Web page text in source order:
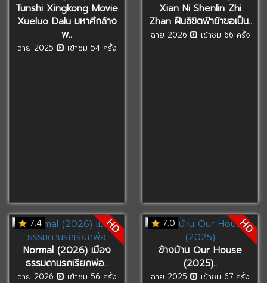
Tunshi Xingkong Movie
Xueluo Dalu มหาศึกล้าง
พ..
ฉาย 2025 เข้าชม 54 ครั้ง
Xian Ni Shenlin Zhi
Zhan ฝืนลิขิตฟ้าข้าขอเป็น..
ฉาย 2026 เข้าชม 66 ครั้ง
7.4 HD
Normal (2026) เมือง
ธรรมดานรกเรียกพ่อ..
ฉาย 2026 เข้าชม 56 ครั้ง
7.0 HD
ข้างบ้าน Our House
(2025)..
ฉาย 2025 เข้าชม 67 ครั้ง